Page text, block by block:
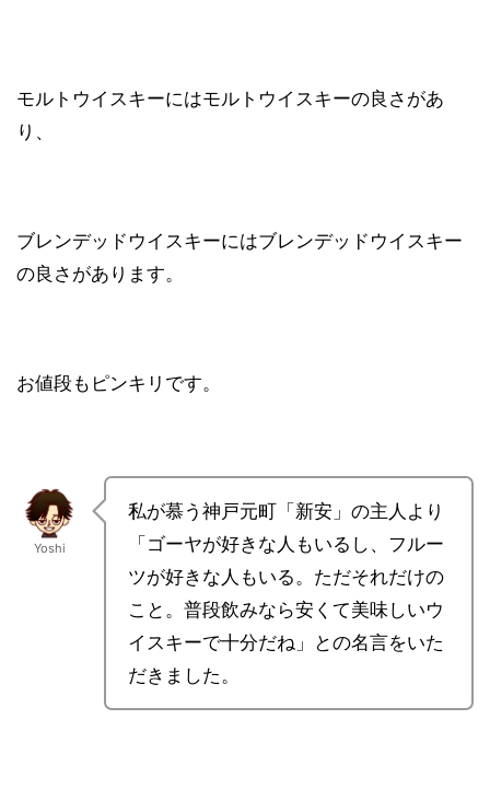
モルトウイスキーにはモルトウイスキーの良さがあ
り、
ブレンデッドウイスキーにはブレンデッドウイスキー
の良さがあります。
お値段もピンキリです。
Yoshi
私が慕う神戸元町「新安」の主人より
「ゴーヤが好きな人もいるし、フルー
ツが好きな人もいる。ただそれだけの
こと。普段飲みなら安くて美味しいウ
イスキーで十分だね」との名言をいた
だきました。